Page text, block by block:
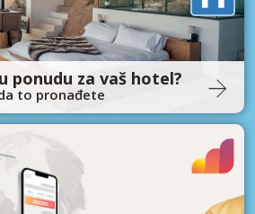
ponudu za vaš hotel?
to pronađete